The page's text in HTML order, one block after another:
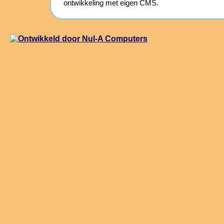
ontwikkeling met eigen CMS.